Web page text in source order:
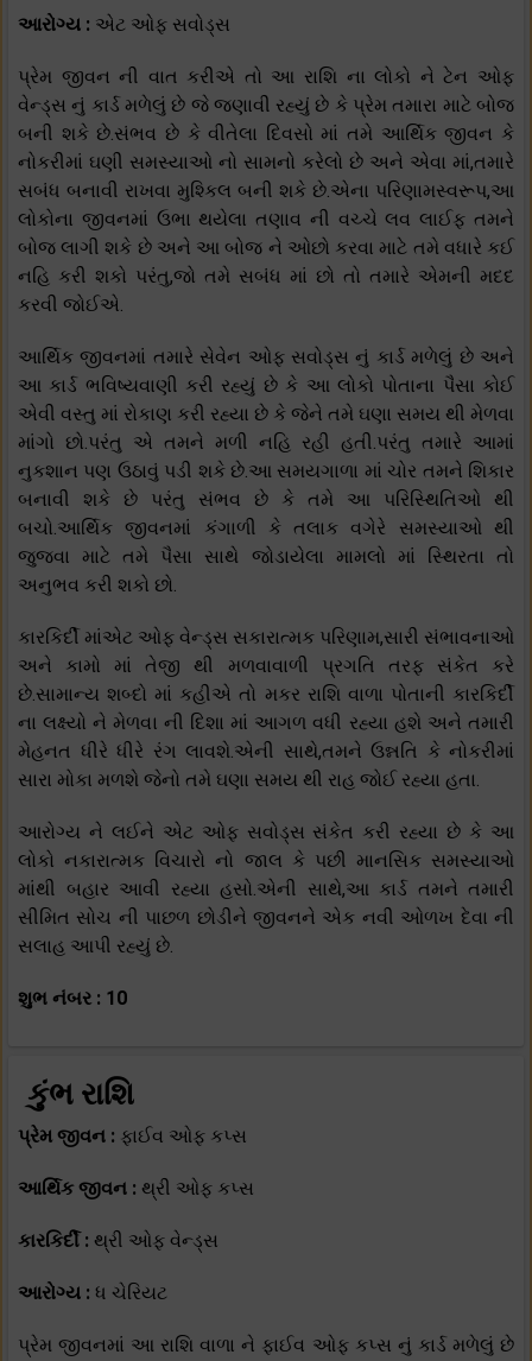
આરોગ્ય : એટ ઓફ સવોડ્સ
પ્રેમ જીવન ની વાત કરીએ તો આ રાશિ ના લોકો ને ટેન ઓફ
વેન્ડ્સ નું કાર્ડ મળેલું છે જે જણાવી રહ્યું છે કે પ્રેમ તમારા માટે બોજ
બની શકે છે.સંભવ છે કે વીતેલા દિવસો માં તમે આર્થિક જીવન કે
નોકરીમાં ઘણી સમસ્યાઓ નો સામનો કરેલો છે અને એવા માં,તમારે
સબંધ બનાવી રાખવા મુશ્કિલ બની શકે છે.એના પરિણામસ્વરૂપ,આ
લોકોના જીવનમાં ઉભા થયેલા તણાવ ની વચ્ચે લવ લાઈફ તમને
બોજ લાગી શકે છે અને આ બોજ ને ઓછો કરવા માટે તમે વધારે કઈ
નહિ કરી શકો પરંતુ,જો તમે સબંધ માં છો તો તમારે એમની મદદ
કરવી જોઈએ.
આર્થિક જીવનમાં તમારે સેવેન ઓફ સવોડ્સ નું કાર્ડ મળેલું છે અને
આ કાર્ડ ભવિષ્યવાણી કરી રહ્યું છે કે આ લોકો પોતાના પૈસા કોઈ
એવી વસ્તુ માં રોકાણ કરી રહ્યા છે કે જેને તમે ઘણા સમય થી મેળવા
માંગો છો.પરંતુ એ તમને મળી નહિ રહી હતી.પરંતુ તમારે આમાં
નુકશાન પણ ઉઠાવું પડી શકે છે.આ સમયગાળા માં ચોર તમને શિકાર
બનાવી શકે છે પરંતુ સંભવ છે કે તમે આ પરિસ્થિતિઓ થી
બચો.આર્થિક જીવનમાં કંગાળી કે તલાક વગેરે સમસ્યાઓ થી
જુજવા માટે તમે પૈસા સાથે જોડાયેલા મામલો માં સ્થિરતા તો
અનુભવ કરી શકો છો.
કારકિર્દી માંએટ ઓફ વેન્ડ્સ સકારાત્મક પરિણામ,સારી સંભાવનાઓ
અને કામો માં તેજી થી મળવાવાળી પ્રગતિ તરફ સંકેત કરે
છે.સામાન્ય શબ્દો માં કહીએ તો મકર રાશિ વાળા પોતાની કારકિર્દી
ના લક્ષ્યો ને મેળવા ની દિશા માં આગળ વધી રહ્યા હશે અને તમારી
મેહનત ધીરે ધીરે રંગ લાવશે.એની સાથે,તમને ઉન્નતિ કે નોકરીમાં
સારા મોકા મળશે જેનો તમે ઘણા સમય થી રાહ જોઈ રહ્યા હતા.
આરોગ્ય ને લઈને એટ ઓફ સવોડ્સ સંકેત કરી રહ્યા છે કે આ
લોકો નકારાત્મક વિચારો નો જાલ કે પછી માનસિક સમસ્યાઓ
માંથી બહાર આવી રહ્યા હસો.એની સાથે,આ કાર્ડ તમને તમારી
સીમિત સોચ ની પાછળ છોડીને જીવનને એક નવી ઓળખ દેવા ની
સલાહ આપી રહ્યું છે.
શુભ નંબર : 10
કુંભ રાશિ
પ્રેમ જીવન : ફાઈવ ઓફ કપ્સ
આર્થિક જીવન : થ્રી ઓફ કપ્સ
કારકિર્દી : થ્રી ઓફ વેન્ડ્સ
આરોગ્ય : ધ ચેરિયટ
પ્રેમ જીવનમાં આ રાશિ વાળા ને ફાઈવ ઓફ કપ્સ નું કાર્ડ મળેલું છે